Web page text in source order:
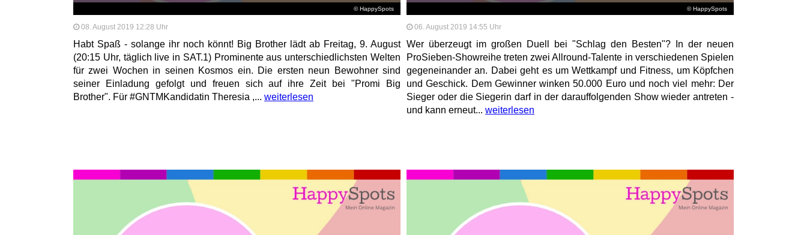
© HappySpots
08. August 2019 12:28 Uhr
Habt Spaß - solange ihr noch könnt! Big Brother lädt ab Freitag, 9. August
(20:15 Uhr, täglich live in SAT.1) Prominente aus unterschiedlichsten Welten
für zwei Wochen in seinen Kosmos ein. Die ersten neun Bewohner sind
seiner Einladung gefolgt und freuen sich auf ihre Zeit bei "Promi Big
Brother". Für #GNTMKandidatin Theresia ,... weiterlesen
© HappySpots
06. August 2019 14:55 Uhr
Wer überzeugt im großen Duell bei "Schlag den Besten"? In der neuen
ProSieben-Showreihe treten zwei Allround-Talente in verschiedenen Spielen
gegeneinander an. Dabei geht es um Wettkampf und Fitness, um Köpfchen
und Geschick. Dem Gewinner winken 50.000 Euro und noch viel mehr: Der
Sieger oder die Siegerin darf in der darauffolgenden Show wieder antreten -
und kann erneut... weiterlesen